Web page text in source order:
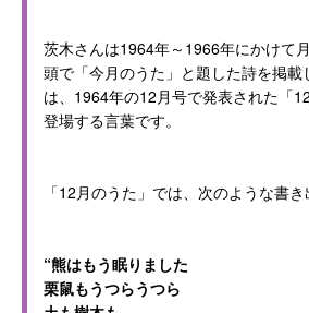
茨木さんは1964年～1966年にかけて
頭で「今月のうた」と題した詩を掲
は、1964年の12月号で発表された「
登場する言葉です。
「12月のうた」では、次のような書き
“熊はもう眠りました
栗鼠もうつらうつら